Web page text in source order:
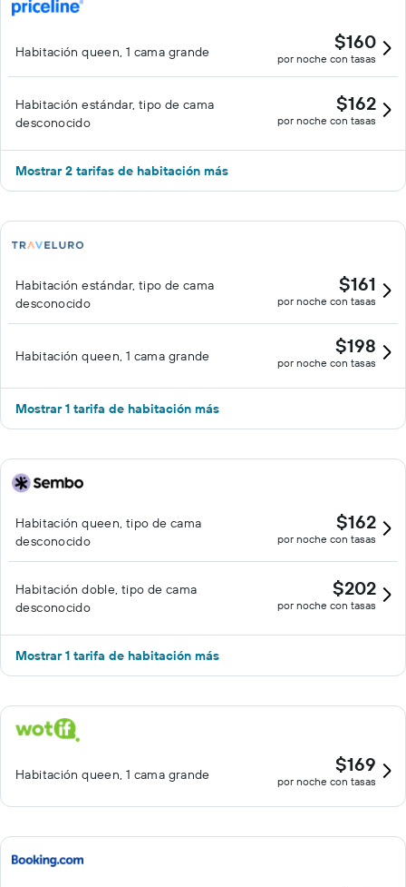
Habitación queen, 1 cama grande $160
por noche con tasas
Habitación estándar, tipo de cama
desconocido
$162
por noche con tasas
Mostrar 2 tarifas de habitación más
Habitación estándar, tipo de cama
desconocido
$161
por noche con tasas
Habitación queen, 1 cama grande $198
por noche con tasas
Mostrar 1 tarifa de habitación más
Habitación queen, tipo de cama
desconocido
$162
por noche con tasas
Habitación doble, tipo de cama
desconocido
$202
por noche con tasas
Mostrar 1 tarifa de habitación más
Habitación queen, 1 cama grande $169
por noche con tasas